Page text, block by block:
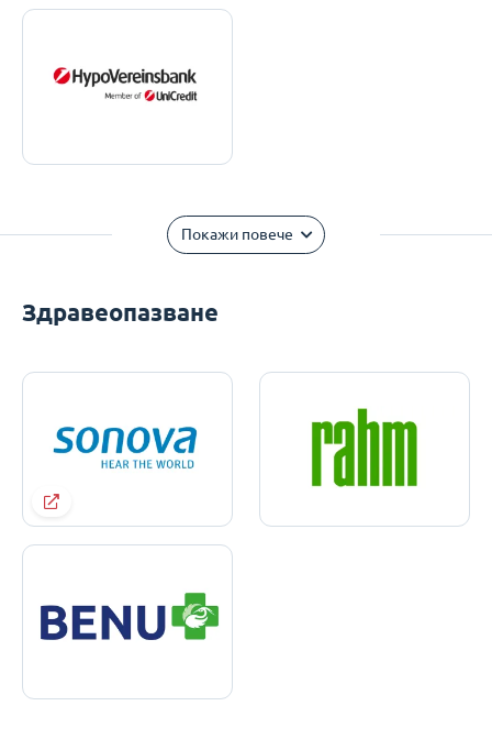
Покажи повече
Здравеопазване